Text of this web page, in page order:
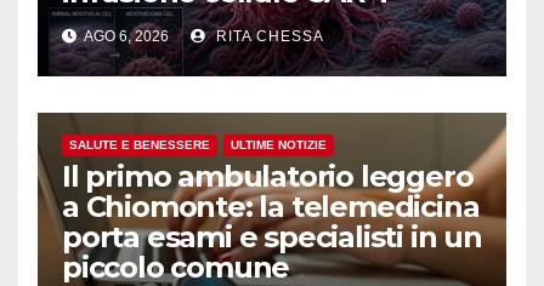
AGO 6, 2026 RITA CHESSA
SALUTE E BENESSERE ULTIME NOTIZIE
Il primo ambulatorio leggero
a Chiomonte: la telemedicina
porta esami e specialisti in un
piccolo comune